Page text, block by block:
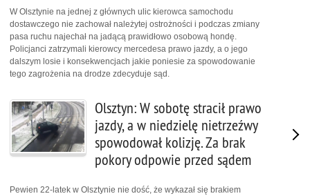
W Olsztynie na jednej z głównych ulic kierowca samochodu
dostawczego nie zachował należytej ostrożności i podczas zmiany
pasa ruchu najechał na jadącą prawidłowo osobową hondę.
Policjanci zatrzymali kierowcy mercedesa prawo jazdy, a o jego
dalszym losie i konsekwencjach jakie poniesie za spowodowanie
tego zagrożenia na drodze zdecyduje sąd.
Olsztyn: W sobotę stracił prawo
jazdy, a w niedzielę nietrzeźwy
spowodował kolizję. Za brak
pokory odpowie przed sądem
Pewien 22-latek w Olsztynie nie dość, że wykazał się brakiem